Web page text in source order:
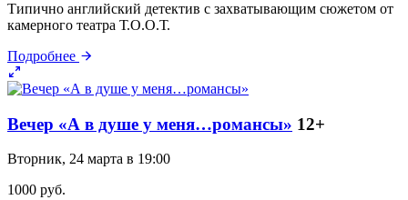
Типично английский детектив с захватывающим сюжетом от
камерного театра Т.О.О.Т.
Подробнее
Вечер «А в душе у меня…романсы» 12+
Вторник, 24 марта в 19:00
1000 руб.